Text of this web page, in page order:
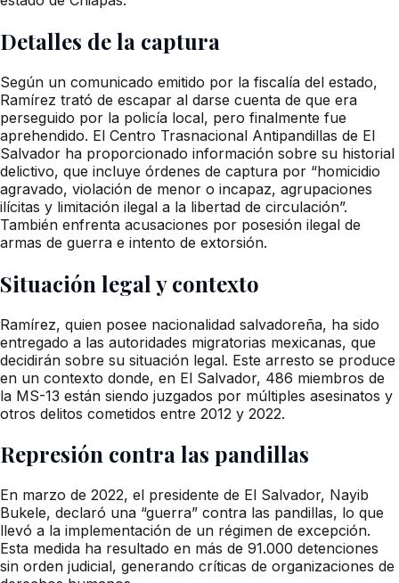
Detalles de la captura
Según un comunicado emitido por la fiscalía del estado,
Ramírez trató de escapar al darse cuenta de que era
perseguido por la policía local, pero finalmente fue
aprehendido. El Centro Trasnacional Antipandillas de El
Salvador ha proporcionado información sobre su historial
delictivo, que incluye órdenes de captura por “homicidio
agravado, violación de menor o incapaz, agrupaciones
ilícitas y limitación ilegal a la libertad de circulación”.
También enfrenta acusaciones por posesión ilegal de
armas de guerra e intento de extorsión.
Situación legal y contexto
Ramírez, quien posee nacionalidad salvadoreña, ha sido
entregado a las autoridades migratorias mexicanas, que
decidirán sobre su situación legal. Este arresto se produce
en un contexto donde, en El Salvador, 486 miembros de
la MS-13 están siendo juzgados por múltiples asesinatos y
otros delitos cometidos entre 2012 y 2022.
Represión contra las pandillas
En marzo de 2022, el presidente de El Salvador, Nayib
Bukele, declaró una “guerra” contra las pandillas, lo que
llevó a la implementación de un régimen de excepción.
Esta medida ha resultado en más de 91.000 detenciones
sin orden judicial, generando críticas de organizaciones de